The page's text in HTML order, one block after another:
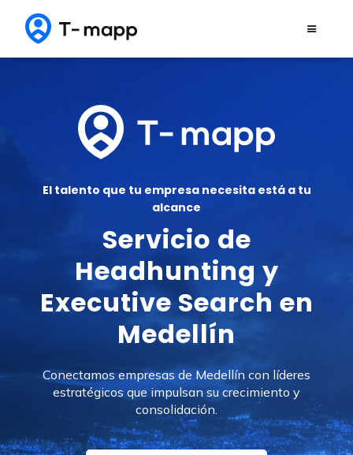
El talento que tu empresa necesita está a tu
alcance
Servicio de
Headhunting y
Executive Search en
Medellín
Conectamos empresas de Medellín con líderes
estratégicos que impulsan su crecimiento y
consolidación.